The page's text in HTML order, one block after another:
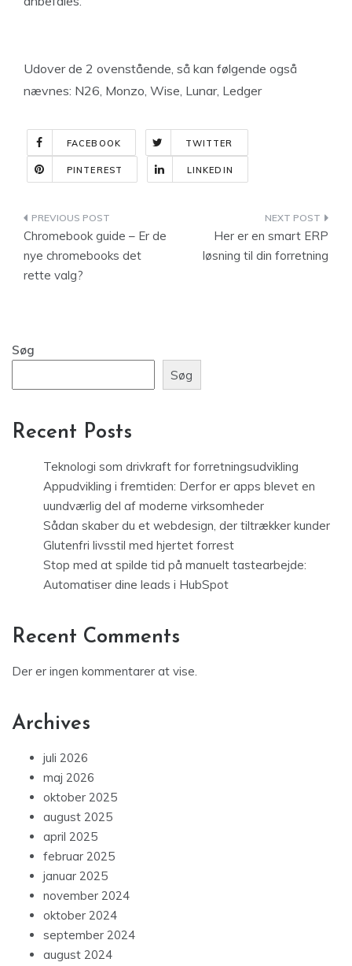
Udover de 2 ovenstående, så kan følgende også
nævnes: N26, Monzo, Wise, Lunar, Ledger
FACEBOOK TWITTER
PINTEREST LINKEDIN
Indlægsnavigation
Chromebook guide – Er de
nye chromebooks det
rette valg?
Her er en smart ERP
løsning til din forretning
Søg
Søg
Recent Posts
Teknologi som drivkraft for forretningsudvikling
Appudvikling i fremtiden: Derfor er apps blevet en
uundværlig del af moderne virksomheder
Sådan skaber du et webdesign, der tiltrækker kunder
Glutenfri livsstil med hjertet forrest
Stop med at spilde tid på manuelt tastearbejde:
Automatiser dine leads i HubSpot
Recent Comments
Der er ingen kommentarer at vise.
Archives
juli 2026
maj 2026
oktober 2025
august 2025
april 2025
februar 2025
januar 2025
november 2024
oktober 2024
september 2024
august 2024